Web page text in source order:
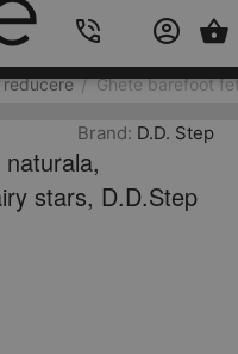
reducere / Ghete barefoot
Brand: D.D. Step
stars, D.D.Step